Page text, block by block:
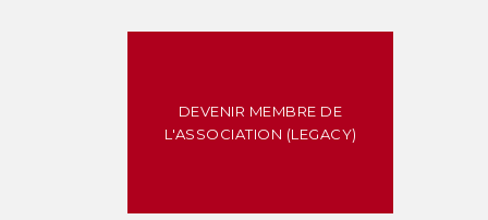
DEVENIR MEMBRE DE
L'ASSOCIATION (LEGACY)